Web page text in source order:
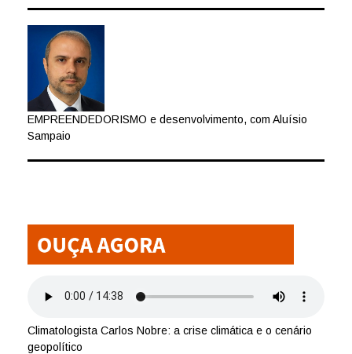
EMPREENDEDORISMO e desenvolvimento, com Aluísio
Sampaio
Climatologista Carlos Nobre: a crise climática e o cenário
geopolítico